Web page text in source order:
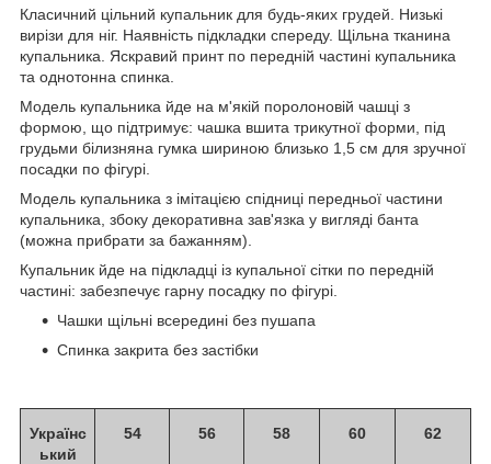
Класичний цільний купальник для будь-яких грудей. Низькі
вирізи для ніг. Наявність підкладки спереду. Щільна тканина
купальника. Яскравий принт по передній частині купальника
та однотонна спинка.
Модель купальника йде на м'якій поролоновій чашці з
формою, що підтримує: чашка вшита трикутної форми, під
грудьми білизняна гумка шириною близько 1,5 см для зручної
посадки по фігурі.
Модель купальника з імітацією спідниці передньої частини
купальника, збоку декоративна зав'язка у вигляді банта
(можна прибрати за бажанням).
Купальник йде на підкладці із купальної сітки по передній
частині: забезпечує гарну посадку по фігурі.
Чашки щільні всередині без пушапа
Спинка закрита без застібки
Українс
ький
54 56 58 60 62